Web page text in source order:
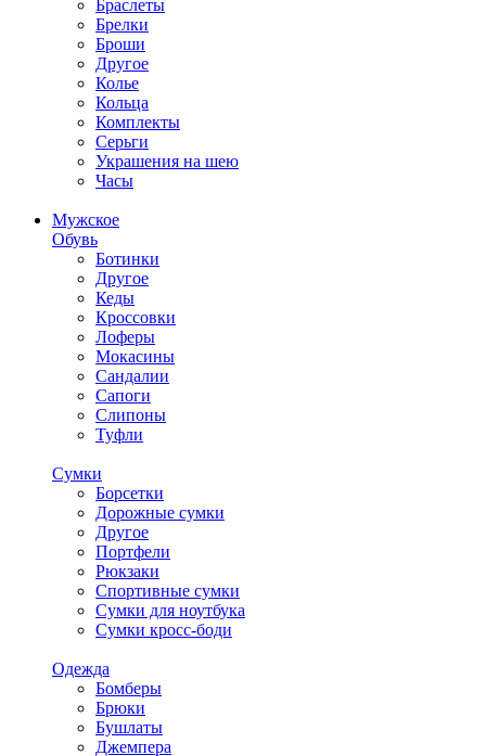
Браслеты
Брелки
Броши
Другое
Колье
Кольца
Комплекты
Серьги
Украшения на шею
Часы
Мужское
Обувь
Ботинки
Другое
Кеды
Кроссовки
Лоферы
Мокасины
Сандалии
Сапоги
Слипоны
Туфли
Сумки
Борсетки
Дорожные сумки
Другое
Портфели
Рюкзаки
Спортивные сумки
Сумки для ноутбука
Сумки кросс-боди
Одежда
Бомберы
Брюки
Бушлаты
Джемпера